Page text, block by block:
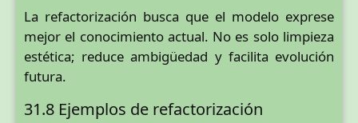
La refactorización busca que el modelo exprese
mejor el conocimiento actual. No es solo limpieza
estética; reduce ambigüedad y facilita evolución
futura.
31.8 Ejemplos de refactorización